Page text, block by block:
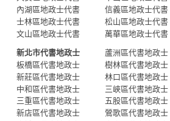
內湖區地政士代書
士林區地政士代書
文山區地政士代書
信義區地政士代書
松山區地政士代書
萬華區地政士代書
新北市代書地政士
板橋區代書地政士
新莊區代書地政士
中和區代書地政士
三重區代書地政士
新店區代書地政士
蘆洲區代書地政士
樹林區代書地政士
林口區代書地政士
三峽區代書地政士
五股區代書地政士
鶯歌區代書地政士